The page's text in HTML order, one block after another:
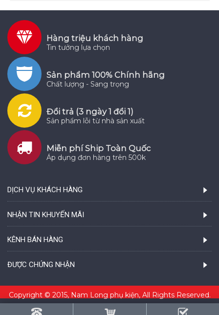
Hàng triệu khách hàng
Tin tưởng lựa chọn
Sản phẩm 100% Chính hãng
Chất lượng - Sang trọng
Đổi trả (3 ngày 1 đổi 1)
Sản phẩm lỗi từ nhà sản xuất
Miễn phí Ship Toàn Quốc
Áp dụng đơn hàng trên 500k
DỊCH VỤ KHÁCH HÀNG
NHẬN TIN KHUYẾN MÃI
KÊNH BÁN HÀNG
ĐƯỢC CHỨNG NHẬN
Copyright © 2015, Nam Long phụ kiện, All Rights Reserved.